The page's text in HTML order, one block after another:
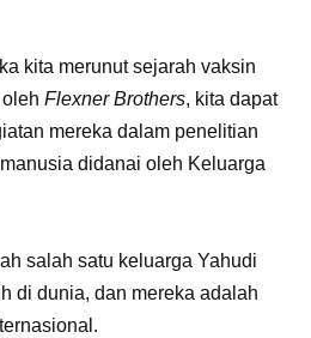
kita merunut sejarah vaksin
Flexner Brothers, kita dapat
mereka dalam penelitian
didanai oleh Keluarga
salah satu keluarga Yahudi
di dunia, dan mereka adalah